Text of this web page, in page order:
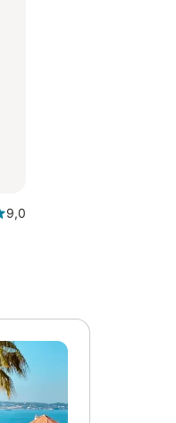
9,0